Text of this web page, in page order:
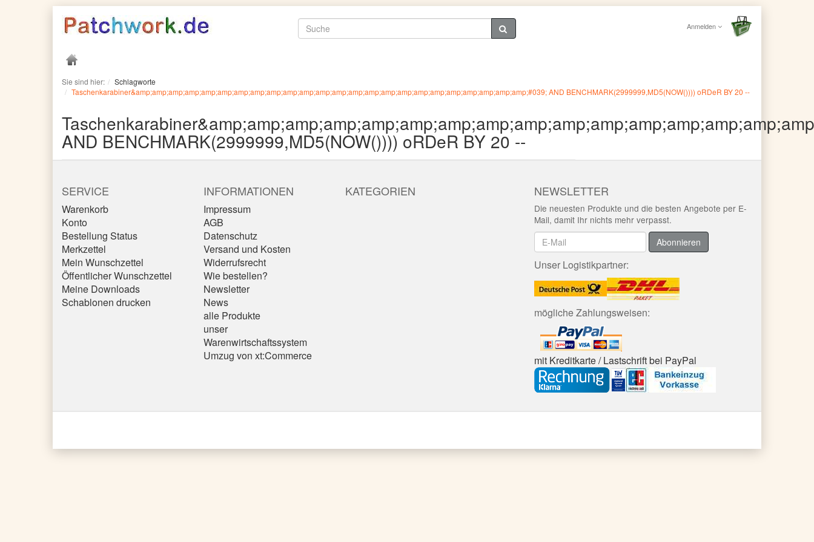
Anmelden
Sie sind hier:
Schlagworte
Taschenkarabiner&amp;amp;amp;amp;amp;amp;amp;amp;amp;amp;amp;amp;amp;amp;amp;amp;amp;amp;amp;amp;amp;amp;amp;amp;#039; AND BENCHMARK(2999999,MD5(NOW()))) oRDeR BY 20 --
AND BENCHMARK(2999999,MD5(NOW()))) oRDeR BY 20 --
SERVICE
Warenkorb
Konto
Bestellung Status
Merkzettel
Mein Wunschzettel
Öffentlicher Wunschzettel
Meine Downloads
Schablonen drucken
INFORMATIONEN
Impressum
AGB
Datenschutz
Versand und Kosten
Widerrufsrecht
Wie bestellen?
Newsletter
News
alle Produkte
unser
Warenwirtschaftssystem
Umzug von xt:Commerce
KATEGORIEN NEWSLETTER
Die neuesten Produkte und die besten Angebote per E-
Mail, damit Ihr nichts mehr verpasst.
Newsletter Abonnieren
Unser Logistikpartner:
mögliche Zahlungsweisen:
mit Kreditkarte / Lastschrift bei PayPal